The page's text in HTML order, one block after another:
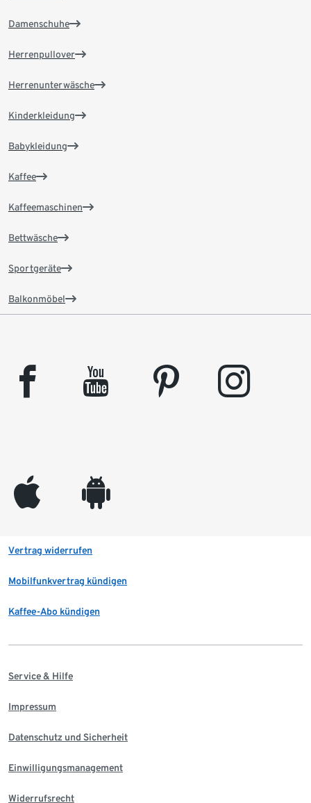
Damenschuhe
Herrenpullover
Herrenunterwäsche
Kinderkleidung
Babykleidung
Kaffee
Kaffeemaschinen
Bettwäsche
Sportgeräte
Balkonmöbel
facebook youtube pinterest instagram
appleinc android
Vertrag widerrufen
Mobilfunkvertrag kündigen
Kaffee-Abo kündigen
Service & Hilfe
Impressum
Datenschutz und Sicherheit
Einwilligungsmanagement
Widerrufsrecht